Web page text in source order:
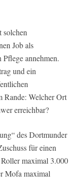
solchen
Job als
annehmen.
und ein
Rande: Welcher Ort
erreichbar?
des Dortmunder
für einen
maximal 3.000
Mofa maximal